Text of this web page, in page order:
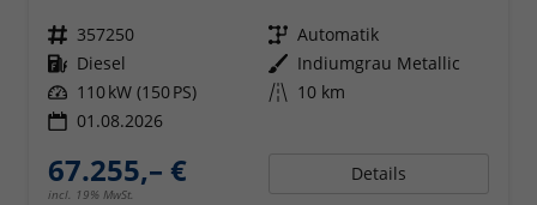
Fahrzeugnr. 357250 Getriebe Automatik
Kraftstoff Diesel Außenfarbe Indiumgrau Metallic
Leistung 110 kW (150 PS) Kilometerstand 10 km
01.08.2026
67.255,– €
incl. 19% MwSt.
Details